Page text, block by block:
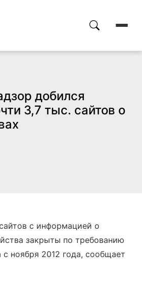
добился
3,7 тыс. сайтов о
с информацией о
закрыты по требованию
с ноября 2012 года, сообщает